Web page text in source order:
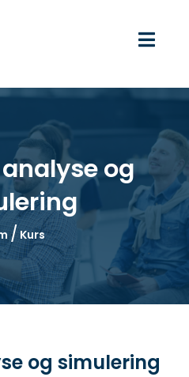
analyse og
/ Kurs
og simulering